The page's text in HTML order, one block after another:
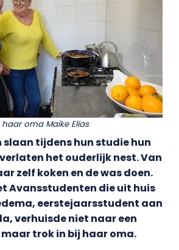
oma Maike Elias
slaan tijdens hun studie hun
het ouderlijk nest. Van
zelf koken en de was doen.
Avansstudenten die uit huis
eerstejaarsstudent aan
verhuisde niet naar een
trok in bij haar oma.